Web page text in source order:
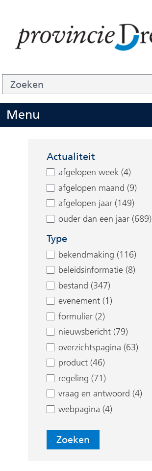
inhoud
Z
o
e
k
Menu
i
p
p
n
Actualiteit
afgelopen week (4)
afgelopen maand (9)
afgelopen jaar (149)
ouder dan een jaar (689)
Type
bekendmaking (116)
beleidsinformatie (8)
bestand (347)
evenement (1)
formulier (2)
nieuwsbericht (79)
overzichtspagina (63)
product (46)
regeling (71)
vraag en antwoord (4)
webpagina (4)
Zoeken